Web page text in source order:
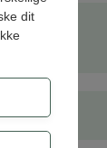
og
dit